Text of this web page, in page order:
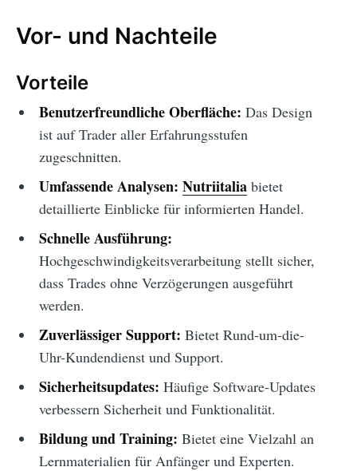
Vor- und Nachteile
Vorteile
Benutzerfreundliche Oberfläche: Das Design
ist auf Trader aller Erfahrungsstufen
zugeschnitten.
Umfassende Analysen: Nutriitaliabietet
detaillierte Einblicke für informierten Handel.
Schnelle Ausführung:
Hochgeschwindigkeitsverarbeitung stellt sicher,
dass Trades ohne Verzögerungen ausgeführt
werden.
Zuverlässiger Support: Bietet Rund-um-die-
Uhr-Kundendienst und Support.
Sicherheitsupdates: Häufige Software-Updates
verbessern Sicherheit und Funktionalität.
Bildung und Training: Bietet eine Vielzahl an
Lernmaterialien für Anfänger und Experten.